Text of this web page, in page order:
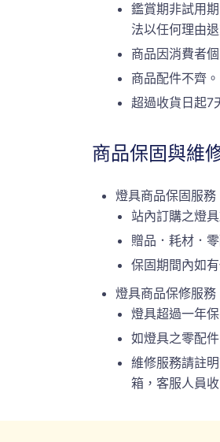
鑑賞期非試用
法以任何理由
商品因消費者
商品配件不齊。
超過收貨日起7
商品保固與維
燈具商品保固服務
站內訂購之燈
贈品．耗材．
保固期間內如
燈具商品保修服務
燈具超過一年
如燈具之零配
維修服務請註
箱，客服人員